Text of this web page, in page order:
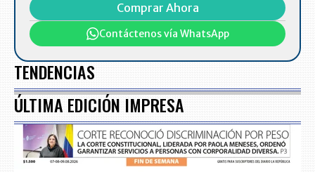
Comprar Ahora
Contáctenos vía WhatsApp
TENDENCIAS
ÚLTIMA EDICIÓN IMPRESA